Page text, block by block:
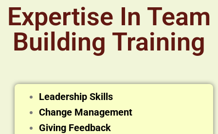
Expertise In Team
Building Training
Leadership Skills
Change Management
Giving Feedback